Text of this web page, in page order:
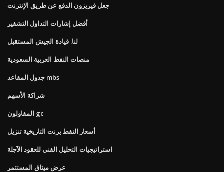
جعل فيريزون الدفع عن طريق الإنترنت
أفضل إشارات التداول التشفير
لنا. قيادة الجيش المستقبل
منصات النفط العربية السعودية
جدول المقاعد mbs
شراكة الأسهم
المقاولون gc
أسعار النفط برنت التاريخية تنزيل
استراتيجيات التحليل الفني للعقود الآجلة
عرض ميثاق المستثمر